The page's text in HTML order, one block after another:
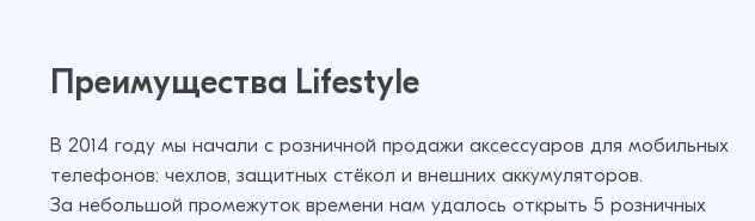
Преимущества Lifestyle
В 2014 году мы начали с розничной продажи аксессуаров для мобильных
телефонов: чехлов, защитных стёкол и внешних аккумуляторов.
За небольшой промежуток времени нам удалось открыть 5 розничных